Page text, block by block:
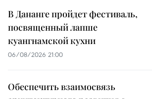
В Дананге пройдет фестиваль,
посвященный лапше
куангнамской кухни
06/08/2026 21:00
Обеспечить взаимосвязь